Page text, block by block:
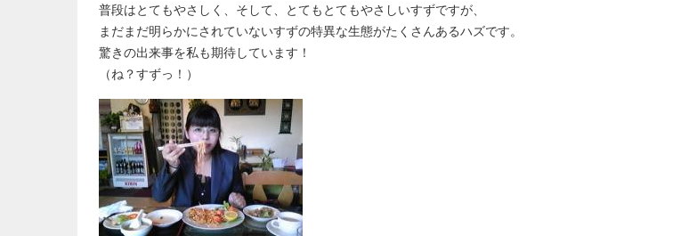
普段はとてもやさしく、そして、とてもとてもやさしいすずですが、
まだまだ明らかにされていないすずの特異な生態がたくさんあるハズです。
驚きの出来事を私も期待しています！
（ね？すずっ！）